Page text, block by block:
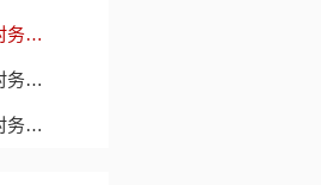
扎油道行政村村务公开
扎油哇行政村村务公开
扎油曼行政村村务公开